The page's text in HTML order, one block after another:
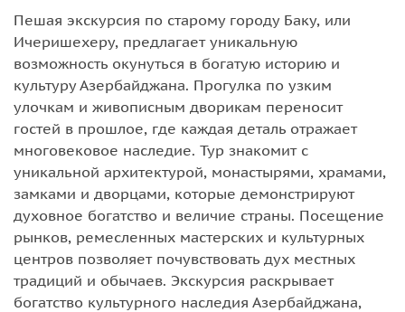
Пешая экскурсия по старому городу Баку, или
Ичеришехеру, предлагает уникальную
возможность окунуться в богатую историю и
культуру Азербайджана. Прогулка по узким
улочкам и живописным дворикам переносит
гостей в прошлое, где каждая деталь отражает
многовековое наследие. Тур знакомит с
уникальной архитектурой, монастырями, храмами,
замками и дворцами, которые демонстрируют
духовное богатство и величие страны. Посещение
рынков, ремесленных мастерских и культурных
центров позволяет почувствовать дух местных
традиций и обычаев. Экскурсия раскрывает
богатство культурного наследия Азербайджана,